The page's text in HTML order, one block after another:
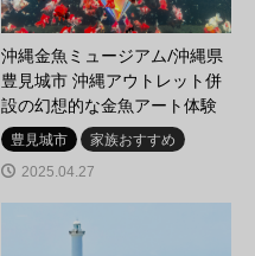
沖縄金魚ミュージアム/沖縄県
豊見城市 沖縄アウトレット併
設の幻想的な金魚アート体験
豊見城市 家族おすすめ
2025.04.27